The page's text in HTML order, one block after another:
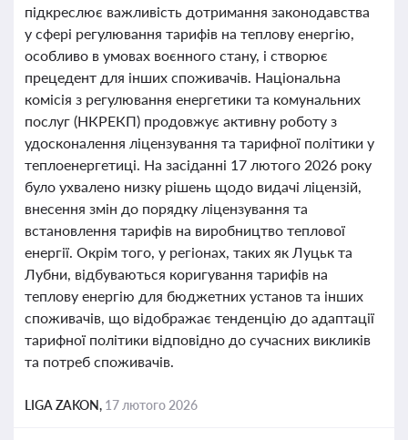
підкреслює важливість дотримання законодавства
у сфері регулювання тарифів на теплову енергію,
особливо в умовах воєнного стану, і створює
прецедент для інших споживачів. Національна
комісія з регулювання енергетики та комунальних
послуг (НКРЕКП) продовжує активну роботу з
удосконалення ліцензування та тарифної політики у
теплоенергетиці. На засіданні 17 лютого 2026 року
було ухвалено низку рішень щодо видачі ліцензій,
внесення змін до порядку ліцензування та
встановлення тарифів на виробництво теплової
енергії. Окрім того, у регіонах, таких як Луцьк та
Лубни, відбуваються коригування тарифів на
теплову енергію для бюджетних установ та інших
споживачів, що відображає тенденцію до адаптації
тарифної політики відповідно до сучасних викликів
та потреб споживачів.
LIGA ZAKON, 17 лютого 2026